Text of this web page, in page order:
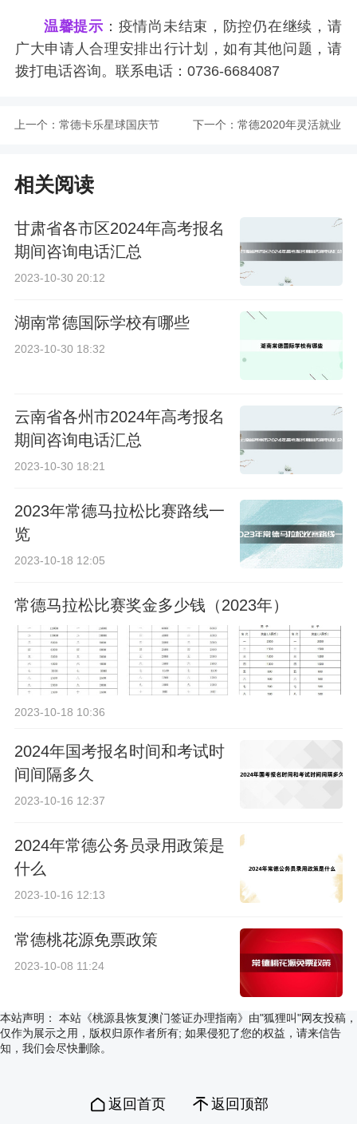
温馨提示 ：疫情尚未结束，防控仍在继续，请
广大申请人合理安排出行计划，如有其他问题，请
拨打电话咨询。联系电话：0736-6684087
上一个： 常德卡乐星球国庆节 下一个： 常德2020年灵活就业
相关阅读
甘肃省各市区2024年高考报名
期间咨询电话汇总
2023-10-30 20:12
湖南常德国际学校有哪些
2023-10-30 18:32
云南省各州市2024年高考报名
期间咨询电话汇总
2023-10-30 18:21
2023年常德马拉松比赛路线一
览
2023-10-18 12:05
常德马拉松比赛奖金多少钱（2023年）
2023-10-18 10:36
2024年国考报名时间和考试时
间间隔多久
2023-10-16 12:37
2024年常德公务员录用政策是
什么
2023-10-16 12:13
常德桃花源免票政策
2023-10-08 11:24
本站声明：
本站《桃源县恢复澳门签证办理指南》由"狐狸叫"网友投稿，
仅作为展示之用，版权归原作者所有; 如果侵犯了您的权益，请来信告
知，我们会尽快删除。
返回首页 返回顶部